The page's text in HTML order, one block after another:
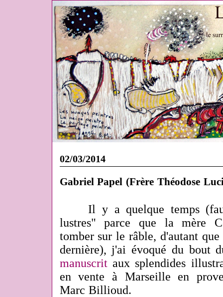
02/03/2014
Gabriel Papel (Frère Théodose
Il y a quelque temps
lustres" parce que la mère
tomber sur le râble, d'autant
dernière), j'ai évoqué du bout
manuscritaux splendides
en vente à Marseille en
Marc Billioud.